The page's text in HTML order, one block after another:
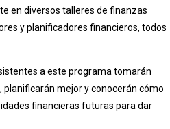
en diversos talleres de finanzas
y planificadores financieros, todos
a este programa tomarán
mejor y conocerán cómo
financieras futuras para dar